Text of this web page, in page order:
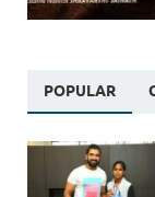
POPULAR